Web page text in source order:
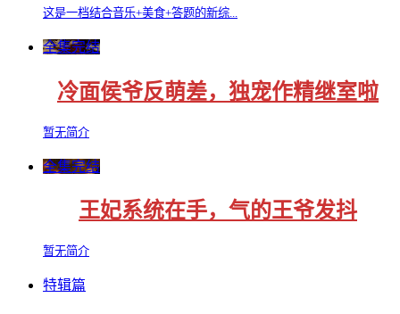
这是一档结合音乐+美食+答题的新综...
全集完结
冷面侯爷反萌差，独宠作精继室啦
暂无简介
全集完结
王妃系统在手，气的王爷发抖
暂无简介
特辑篇